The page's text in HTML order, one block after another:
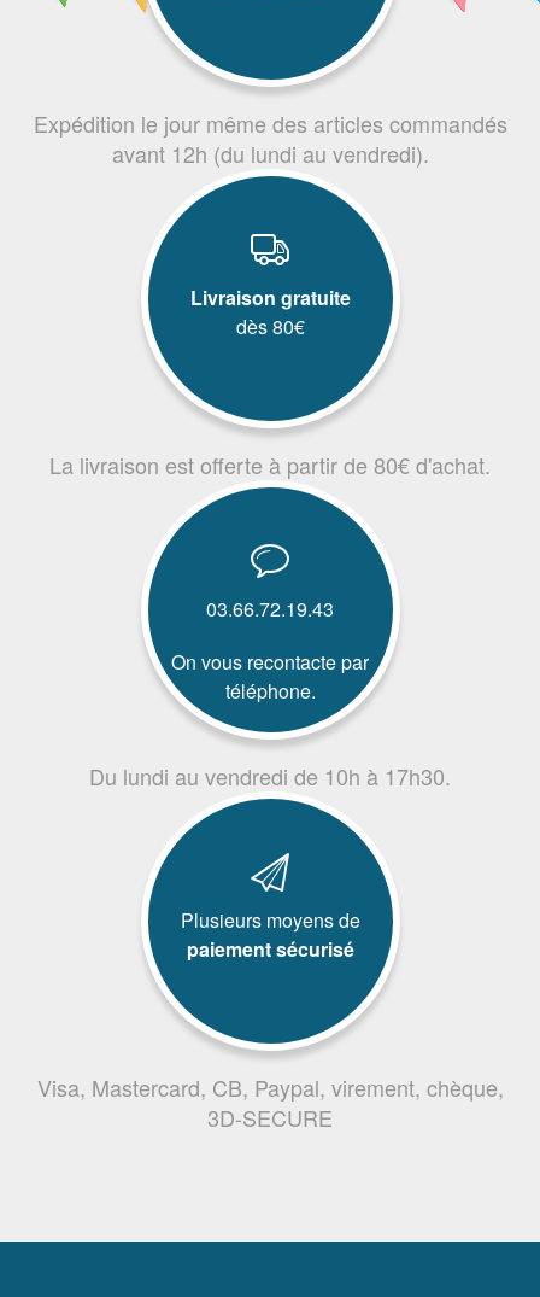
Expédition le jour même des articles commandés
avant 12h (du lundi au vendredi).
Livraison gratuite
dès 80€
La livraison est offerte à partir de 80€ d'achat.
03.66.72.19.43
On vous recontacte par
téléphone.
Du lundi au vendredi de 10h à 17h30.
Plusieurs moyens de
paiement sécurisé
Visa, Mastercard, CB, Paypal, virement, chèque,
3D-SECURE